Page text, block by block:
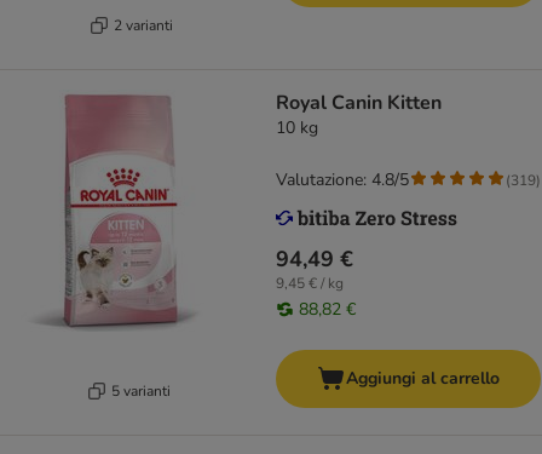
2 varianti
5 varianti
Royal Canin Kitten
10 kg
94,49 €
9,45 € / kg
88,82 €
Valutazione: 4.8/5 (319)
Aggiungi al carrello